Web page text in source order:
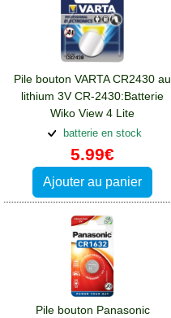
Pile bouton VARTA CR2430 au
lithium 3V CR-2430:Batterie
Wiko View 4 Lite
batterie en stock
5.99€
Ajouter au panier
Pile bouton Panasonic